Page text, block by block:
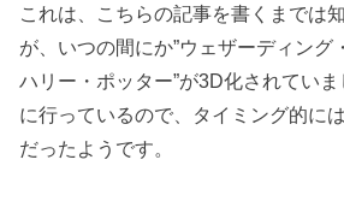
これは、こちらの記事を書くまでは
が、いつの間にか”ウェザーディング
ハリー・ポッター”が3D化されてい
に行っているので、タイミング的に
だったようです。